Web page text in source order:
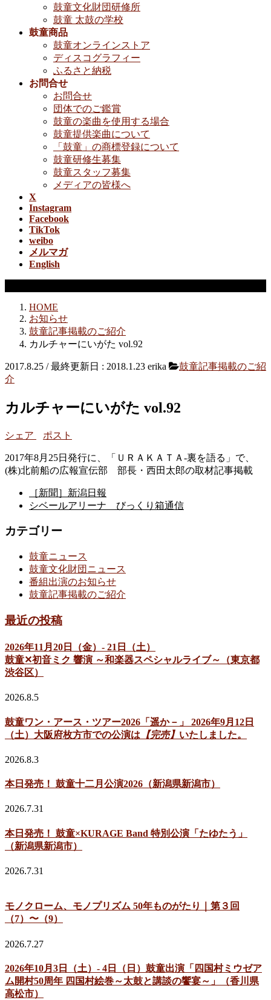
鼓童文化財団研修所
鼓童 太鼓の学校
鼓童商品
鼓童オンラインストア
ディスコグラフィー
ふるさと納税
お問合せ
お問合せ
団体でのご鑑賞
鼓童の楽曲を使用する場合
鼓童提供楽曲について
「鼓童」の商標登録について
鼓童研修生募集
鼓童スタッフ募集
メディアの皆様へ
X
Instagram
Facebook
TikTok
weibo
メルマガ
English
HOME
お知らせ
鼓童記事掲載のご紹介
カルチャーにいがた vol.92
2017.8.25 / 最終更新日 : 2018.1.23 erika
鼓童記事掲載のご紹
介
カルチャーにいがた vol.92
シェア ポスト
2017年8月25日発行に、「ＵＲＡＫＡＴＡ-裏を語る」で、
(株)北前船の広報宣伝部 部長・西田太郎の取材記事掲載
［新聞］新潟日報
シベールアリーナ びっくり箱通信
カテゴリー
鼓童ニュース
鼓童文化財団ニュース
番組出演のお知らせ
鼓童記事掲載のご紹介
最近の投稿
2026年11月20日（金）- 21日（土）
鼓童✕初音ミク 響演 ～和楽器スペシャルライブ～（東京都
渋谷区）
2026.8.5
鼓童ワン・アース・ツアー2026「遥か－」 2026年9月12日
（土）大阪府枚方市での公演は 【完売】 いたしました。
2026.8.3
本日発売！ 鼓童十二月公演2026（新潟県新潟市）
2026.7.31
本日発売！ 鼓童×KURAGE Band 特別公演「たゆたう」
（新潟県新潟市）
2026.7.31
モノクローム、モノプリズム 50年ものがたり｜第３回
（7）〜（9）
2026.7.27
2026年10月3日（土）- 4日（日）鼓童出演「四国村ミウゼア
ム開村50周年 四国村絵巻～太鼓と講談の饗宴～」（香川県
高松市）